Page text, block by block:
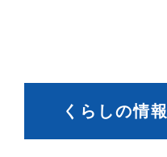
くらしの情報